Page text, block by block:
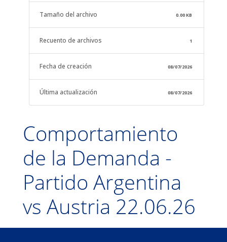
Tamaño del archivo 0.00 KB
Recuento de archivos 1
Fecha de creación 08/07/2026
Última actualización 08/07/2026
Comportamiento
de la Demanda -
Partido Argentina
vs Austria 22.06.26